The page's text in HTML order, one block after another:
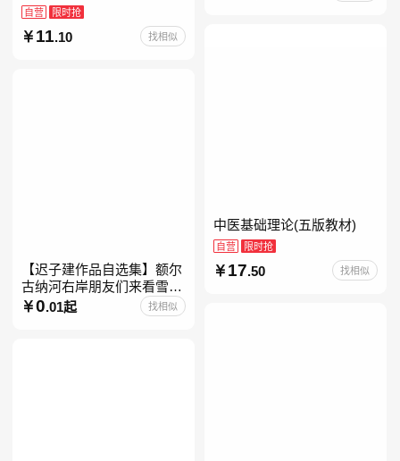
火、零油烟！蒸、煮、炒、
烤、焗……全彩印刷+步骤
图解，让美味跃然眼前、操
自营 限时抢
11 .10 找相似
中医基础理论(五版教材)
自营 限时抢
17.50 找相似
【迟子建作品自选集】额尔
古纳河右岸朋友们来看雪吧
迟子建茅盾文学奖获奖作品
东北故事集群山之巅也是冬
0.01起 找相似